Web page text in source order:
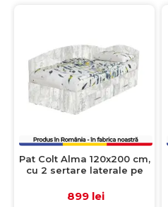
Pat Colt Alma 120x200 cm,
cu 2 sertare laterale pe
pin antichizat
899 lei